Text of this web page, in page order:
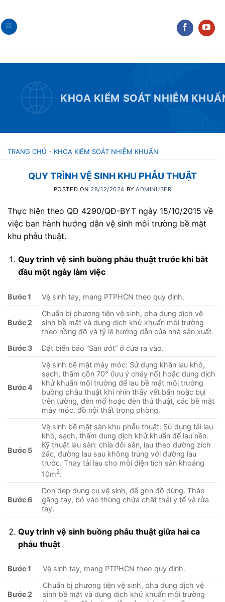
to
content
KHOA KIỂM SOÁT NHIỄM
TRANG CHỦ - KHOA KIỂM SOÁT NHIỄM KHUẨN
QUY TRÌNH VỆ SINH KHU PHẪU THUẬT
POSTED ON28/12/2024 BYADMINUSER
Thực hiện theo QĐ 4290/QĐ-BYT ngày 15/10/2015 về
việc ban hành hướng dẫn vệ sinh môi trường bề mặt
khu phẫu thuật.
Quy trình vệ sinh buồng phẫu thuật trước khi bắt
đầu một ngày làm việc
Bước 1 Vệ sinh tay, mang PTPHCN theo quy định.
Bước 2
Chuẩn bị phương tiện vệ sinh, pha dung dịch vệ
sinh bề mặt và dung dịch khử khuẩn môi trường
theo nồng độ và tỷ lệ hướng dẫn của nhà sản xuất.
Bước 3
Đặt biển báo “Sàn ướt” ở cửa ra vào.
Bước 4
Vệ sinh bề mặt máy móc: Sử dụng khăn lau khô,
sạch, thấm cồn 70° (lưu ý cháy nổ) hoặc dung dịch
khử khuẩn môi trường để lau bề mặt môi trường
buồng phẫu thuật khi nhìn thấy vết bẩn hoặc bụi
trên tường, đèn mổ hoặc đèn thủ thuật, các bề mặt
máy móc, đồ nội thất trong phòng.
Bước 5
Vệ sinh bề mặt sàn khu phẫu thuật: Sử dụng tải lau
khô, sạch, thấm dung dịch khử khuẩn để lau nền.
Kỹ thuật lau sàn: chia đôi sàn, lau theo đường zích
zắc, đường lau sau không trùng với đường lau
trước. Thay tải lau cho mỗi diện tích sàn khoảng
10m2
Bước 6
Dọn dẹp dụng cụ vệ sinh, để gọn đồ dùng. Tháo
găng tay, bỏ vào thùng chứa chất thải y tế và rửa
tay.
Quy trình vệ sinh buồng phẫu thuật giữa hai ca
phẫu thuật
Bước 1 Vệ sinh tay, mang PTPHCN theo quy định.
Bước 2
Chuẩn bị phương tiện vệ sinh, pha dung dịch vệ
sinh bề mặt và dung dịch khử khuẩn môi trường